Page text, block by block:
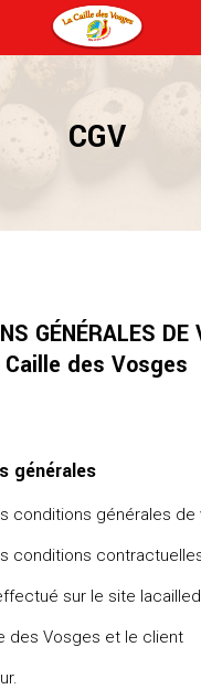
CGV
GÉNÉRALES DE
Caille des Vosges
générales
conditions générales de
conditions
sur le site
des Vosges et le client